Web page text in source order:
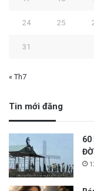
24 25
31
« Th7
Tin mới đăng
60